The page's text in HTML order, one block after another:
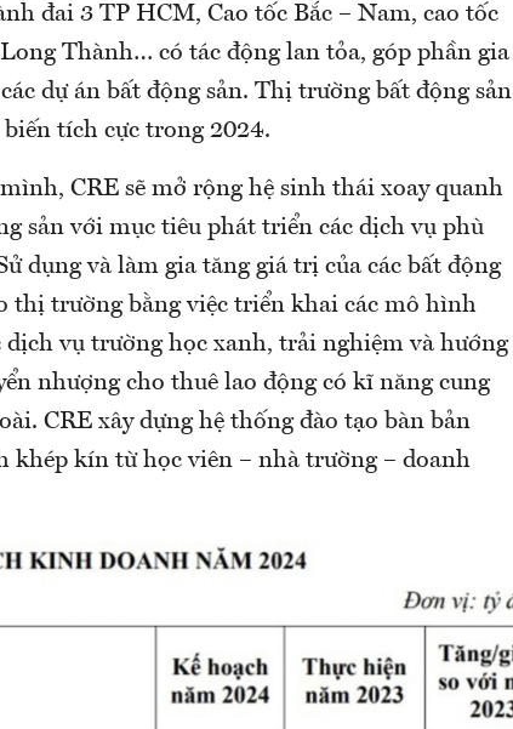
đai 3 TP HCM, Cao tốc Bắc – Nam, cao tốc
Thành… có tác động lan tỏa, góp phần gia
dự án bất động sản. Thị trường bất động sản
tích cực trong 2024.
CRE sẽ mở rộng hệ sinh thái xoay quanh
sản với mục tiêu phát triển các dịch vụ phù
dụng và làm gia tăng giá trị của các bất động
thị trường bằng việc triển khai các mô hình
vụ trường học xanh, trải nghiệm và hướng
nhượng cho thuê lao động có kĩ năng cung
. CRE xây dựng hệ thống đào tạo bàn bản
khép kín từ học viên – nhà trường – doanh